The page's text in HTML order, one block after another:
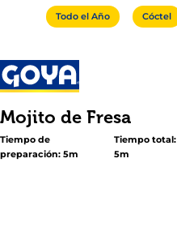
Todo el Año Cóctel
Mojito de Fresa
Tiempo de
preparación: 5m
Tiempo total:
5m